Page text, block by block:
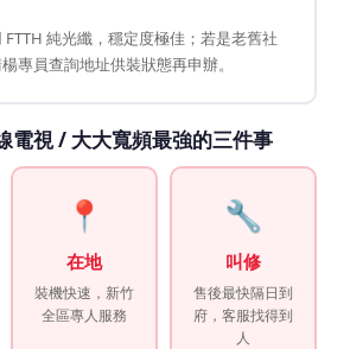
FTTH 純光纖，穩定度極佳；若是老舊社
專員查詢地址供裝狀態再申辦。
電視 / 大大寬頻最強的三件事
📍
在地
裝機快速，新竹
全區專人服務
🔧
叫修
售後最快隔日到
府，客服找得到
人